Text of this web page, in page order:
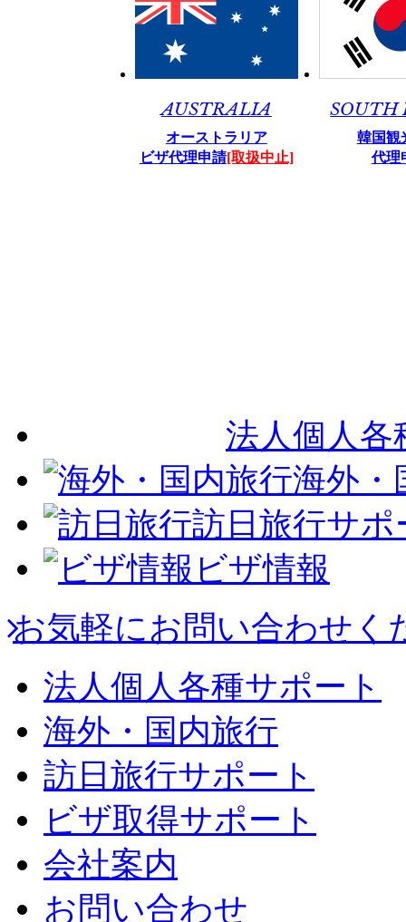
AUSTRALIA
オーストラリア
ビザ代理申請[取扱中止]
SOUTH
韓国観
代理
法人個人各
海外・
訪日旅行サポ
ビザ情報
お気軽にお問い合わせく
法人個人各種サポート
海外・国内旅行
訪日旅行サポート
ビザ取得サポート
会社案内
お問い合わせ